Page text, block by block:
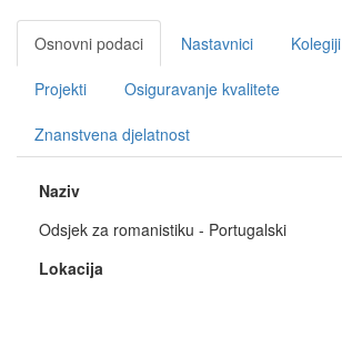
Osnovni podaci Nastavnici Kolegiji
Projekti Osiguravanje kvalitete
Znanstvena djelatnost
Naziv
Odsjek za romanistiku - Portugalski
Lokacija